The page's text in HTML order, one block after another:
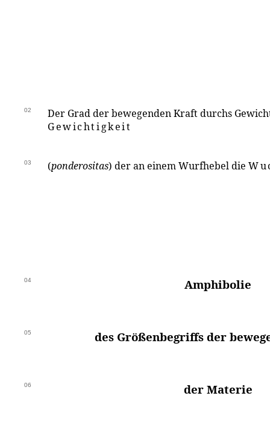
02
Der Grad der bewegenden Kraft durchs
Gewichtigkeit
03 (ponderositas) der an einem Wurfhebel die
04 Amphibolie
05 des Größenbegriffs der
06 der Materie